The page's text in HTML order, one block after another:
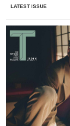
LATEST ISSUE